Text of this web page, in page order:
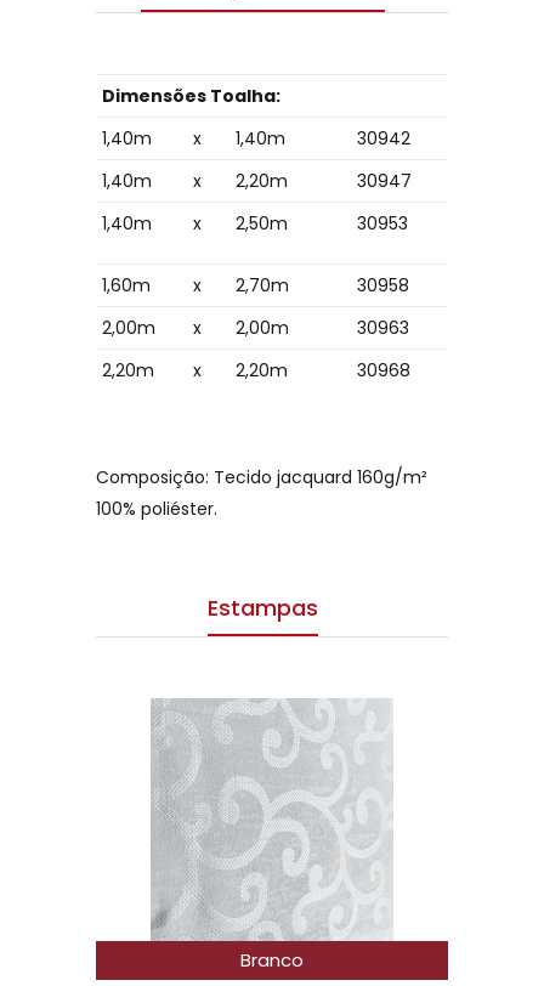
Dimensões Toalha:
1,40m
x 1,40m
30942
1,40m
x 2,20m
30947
1,40m
x 2,50m 30953
1,60m x 2,70m
30958
2,00m
x 2,00m
30963
2,20m
x 2,20m 30968
Composição: Tecido jacquard 160g/m²
100% poliéster.
Estampas
Branco